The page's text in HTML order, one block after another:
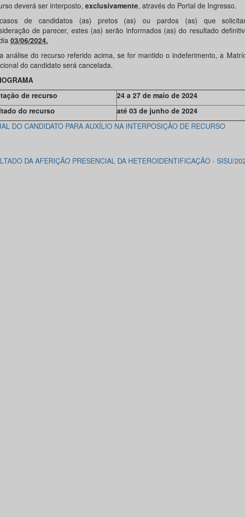
deverá ser interposto, exclusivamente, através do Portal de Ingresso.
de candidatos (as) pretos (as) ou pardos (as) que
de parecer, estes (as) serão informados (as) do resultado
03/06/2024.
análise do recurso referido acima, se for mantido o indeferimento, a
do candidato será cancelada.
de recurso
24 a 27 de maio de 2024
do recurso
até 03 de junho de 2024
DO CANDIDATO PARA AUXÍLIO NA INTERPOSIÇÃO DE RECURSO
DA AFERIÇÃO PRESENCIAL DA HETEROIDENTIFICAÇÃO - SISU/